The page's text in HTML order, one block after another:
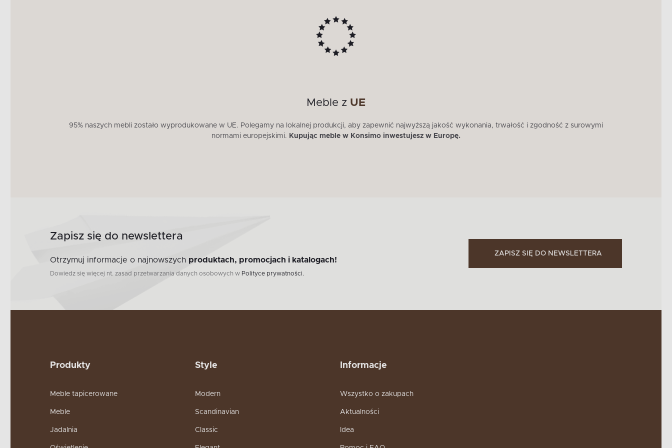
Meble z UE
95% naszych mebli zostało wyprodukowane w UE. Polegamy na lokalnej produkcji, aby zapewnić najwyższą jakość wykonania, trwałość i zgodność z surowymi
normami europejskimi.
Kupując meble w Konsimo inwestujesz w Europę.
Zapisz się do newslettera
Otrzymuj informacje o najnowszych produktach, promocjach i katalogach!
Dowiedz się więcej nt. zasad przetwarzania danych osobowych w Polityce prywatności.
ZAPISZ SIĘ DO NEWSLETTERA
Produkty
Meble tapicerowane
Meble
Jadalnia
Style
Modern
Scandinavian
Classic
Informacje
Wszystko o zakupach
Aktualności
Idea